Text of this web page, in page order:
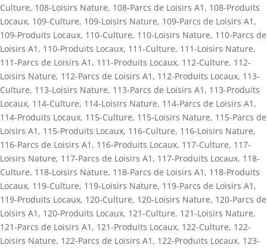
Culture, 108-Loisirs Nature, 108-Parcs de Loisirs A1 , 108-Produits
Locaux, 109-Culture, 109-Loisirs Nature, 109-Parcs de Loisirs A1 ,
109-Produits Locaux, 110-Culture, 110-Loisirs Nature, 110-Parcs de
Loisirs A1 , 110-Produits Locaux, 111-Culture, 111-Loisirs Nature,
111-Parcs de Loisirs A1 , 111-Produits Locaux, 112-Culture, 112-
Loisirs Nature, 112-Parcs de Loisirs A1 , 112-Produits Locaux, 113-
Culture, 113-Loisirs Nature, 113-Parcs de Loisirs A1 , 113-Produits
Locaux, 114-Culture, 114-Loisirs Nature, 114-Parcs de Loisirs A1 ,
114-Produits Locaux, 115-Culture, 115-Loisirs Nature, 115-Parcs de
Loisirs A1 , 115-Produits Locaux, 116-Culture, 116-Loisirs Nature,
116-Parcs de Loisirs A1 , 116-Produits Locaux, 117-Culture, 117-
Loisirs Nature, 117-Parcs de Loisirs A1 , 117-Produits Locaux, 118-
Culture, 118-Loisirs Nature, 118-Parcs de Loisirs A1 , 118-Produits
Locaux, 119-Culture, 119-Loisirs Nature, 119-Parcs de Loisirs A1 ,
119-Produits Locaux, 120-Culture, 120-Loisirs Nature, 120-Parcs de
Loisirs A1 , 120-Produits Locaux, 121-Culture, 121-Loisirs Nature,
121-Parcs de Loisirs A1 , 121-Produits Locaux, 122-Culture, 122-
Loisirs Nature, 122-Parcs de Loisirs A1 , 122-Produits Locaux, 123-